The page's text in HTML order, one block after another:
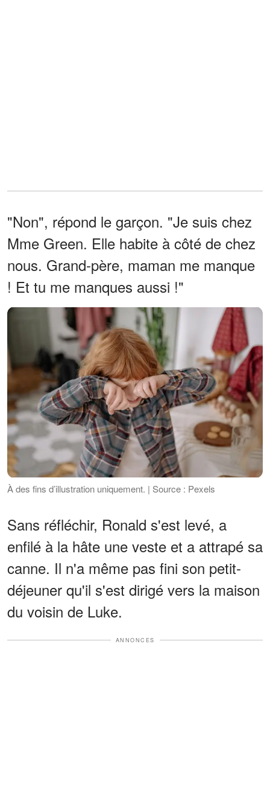
"Non", répond le garçon. "Je suis chez
Mme Green. Elle habite à côté de chez
nous. Grand-père, maman me manque
! Et tu me manques aussi !"
À des fins d’illustration uniquement. | Source : Pexels
Sans réfléchir, Ronald s'est levé, a
enfilé à la hâte une veste et a attrapé sa
canne. Il n'a même pas fini son petit-
déjeuner qu'il s'est dirigé vers la maison
du voisin de Luke.
ANNONCES